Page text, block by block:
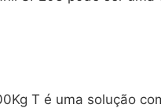
T é uma solução